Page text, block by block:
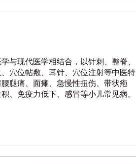
与现代医学相结合，以针刺、整脊、
穴位帖敷、耳针、穴位注射等中医特
腿痛、面瘫、急慢性扭伤、带状疱
、免疫力低下、感冒等小儿常见病。